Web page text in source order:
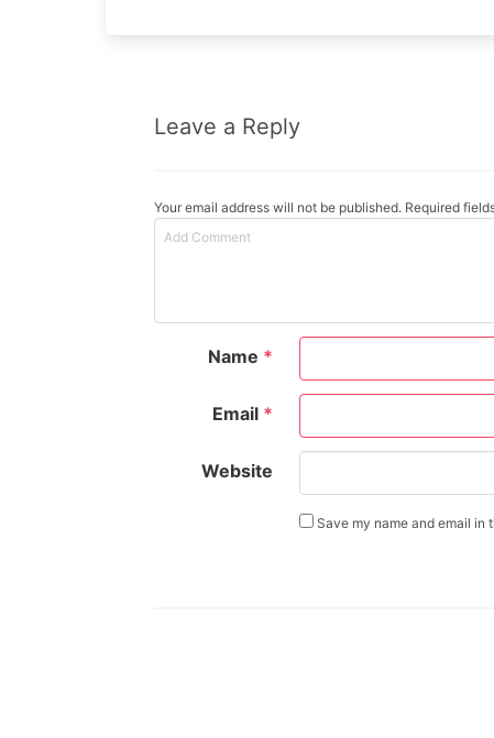
Leave a Reply
Your email address will not be published. Required
Name *
Email *
Website
Save my name and email in